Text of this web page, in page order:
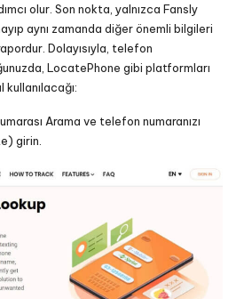
olur. Son nokta, yalnızca Fansly
aynı zamanda diğer önemli bilgileri
Dolayısıyla, telefon
LocatePhone gibi platformları
Arama ve telefon numaranızı
girin.